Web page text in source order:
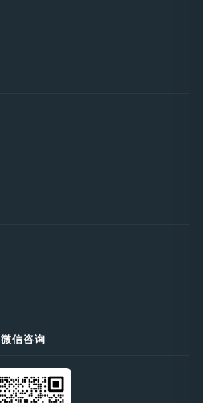
微信咨询